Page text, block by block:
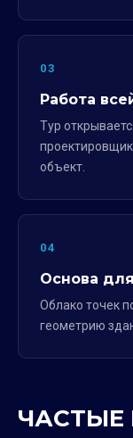
03
Работа
Тур
объект.
04
Основа
Облако точек
геометрию